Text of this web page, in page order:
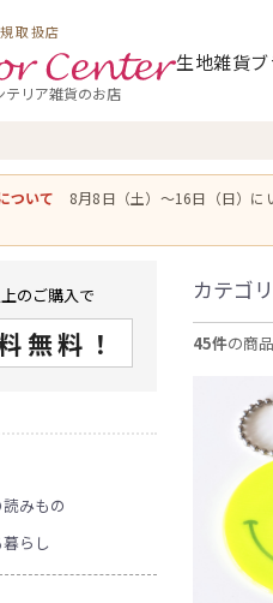
取扱店
テリア雑貨のお店
生地雑貨
ついて 8月8日（土）〜16日（日）に
のご購入で
無料！
みもの
らし
カテゴ
45件の商